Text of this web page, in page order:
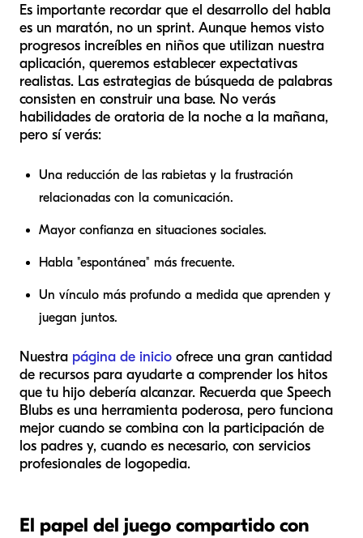
Es importante recordar que el desarrollo del habla
es un maratón, no un sprint. Aunque hemos visto
progresos increíbles en niños que utilizan nuestra
aplicación, queremos establecer expectativas
realistas. Las estrategias de búsqueda de palabras
consisten en construir una base. No verás
habilidades de oratoria de la noche a la mañana,
pero síverás:
Una reducción de las rabietas y la frustración
relacionadas con la comunicación.
Mayor confianza en situaciones sociales.
Habla "espontánea" más frecuente.
Un vínculo más profundo a medida que aprenden y
juegan juntos.
Nuestra página de inicio ofrece una gran cantidad
de recursos para ayudarte a comprender los hitos
que tu hijo debería alcanzar. Recuerda que Speech
Blubs es una herramienta poderosa, pero funciona
mejor cuando se combina con la participación de
los padres y, cuando es necesario, con servicios
profesionales de logopedia.
El papel del juego compartido con